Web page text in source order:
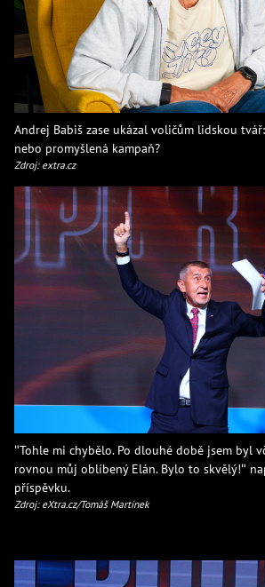
Andrej Babiš zase ukázal voličům lidskou
nebo promyšlená kampaň?
Zdroj: extra.cz
"Tohle mi chybělo. Po dlouhé době jsem byl
rovnou můj oblíbený Elán. Bylo to skvělý!"
příspěvku.
Zdroj: eXtra.cz/Tomáš Martínek